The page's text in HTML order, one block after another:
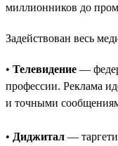
миллионников до
Задействован весь
• Телевидение —
профессии. Реклама
и точными
• Диджитал —